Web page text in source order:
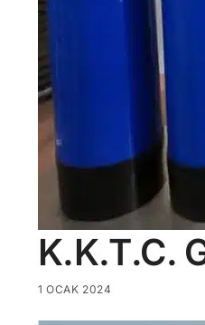
K.K.T.C.
1 OCAK 2024